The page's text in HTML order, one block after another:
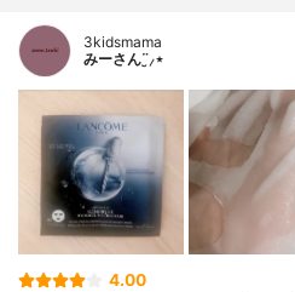
3kidsmama
みーさん¨̮⸝⋆
4.00